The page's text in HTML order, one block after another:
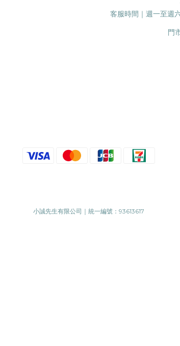
客服時間｜週一至週
門
小誠先生有限公司｜統一編號：93613617